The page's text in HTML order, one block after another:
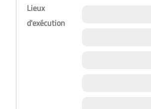
Lieux
d'exécution